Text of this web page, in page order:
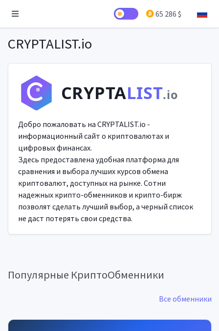
65 286 $
CRYPTALIST.io
CRYPTALIST.io
Добро пожаловать на CRYPTALIST.io -
информационный сайт о криптовалютах и
цифровых финансах.
Здесь предоставлена удобная платформа для
сравнения и выбора лучших курсов обмена
криптовалют, доступных на рынке. Сотни
надежных крипто-обменников и крипто-бирж
позволят сделать лучший выбор, а черный список
не даст потерять свои средства.
Популярные КриптоОбменники
Все обменники